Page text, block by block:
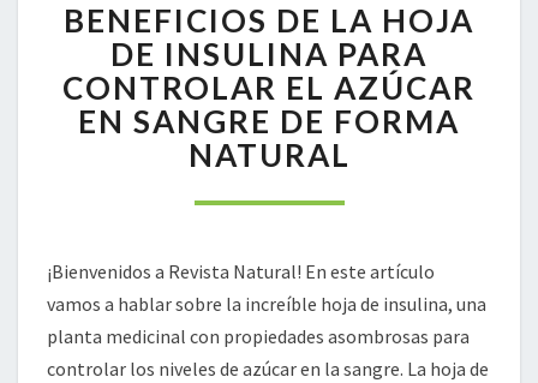
DE
LA
HOJA
DE
INSULINA
PARA
EL
SANGRE
DE
FORMA
NATURAL
BENEFICIOS DE LA HOJA
DE INSULINA PARA
CONTROLAR EL AZÚCAR
EN SANGRE DE FORMA
NATURAL
¡Bienvenidos a Revista Natural! En este artículo
vamos a hablar sobre la increíble hoja de insulina, una
planta medicinal con propiedades asombrosas para
controlar los niveles de azúcar en la sangre. La hoja de